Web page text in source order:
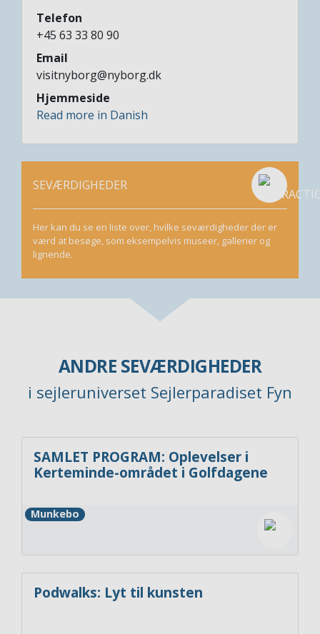
Telefon
+45 63 33 80 90
Email
visitnyborg@nyborg.dk
Hjemmeside
Read more in Danish
SEVÆRDIGHEDER
Her kan du se en liste over, hvilke seværdigheder der er
værd at besøge, som eksempelvis museer, gallerier og
lignende.
ANDRE SEVÆRDIGHEDER
i sejleruniverset Sejlerparadiset Fyn
SAMLET PROGRAM: Oplevelser i
Kerteminde-området i Golfdagene
Munkebo
Podwalks: Lyt til kunsten